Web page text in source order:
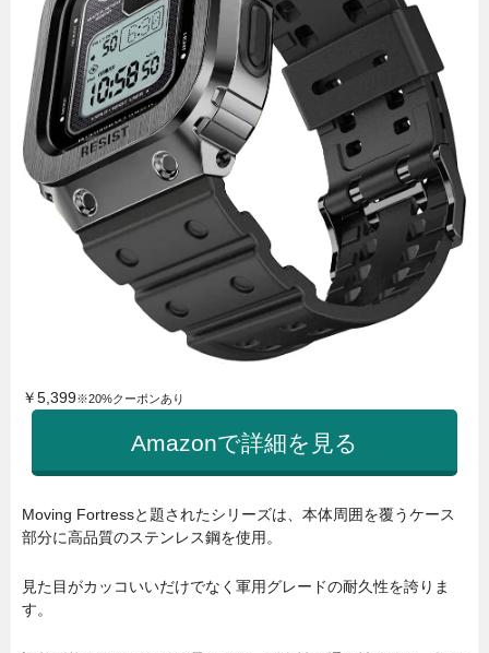
￥5,399※20%クーポンあり
Amazonで詳細を見る
Moving Fortressと題されたシリーズは、本体周囲を覆うケース
部分に高品質のステンレス鋼を使用。
見た目がカッコいいだけでなく軍用グレードの耐久性を誇りま
す。